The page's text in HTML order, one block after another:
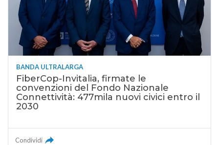
BANDA ULTRALARGA
FiberCop-Invitalia, firmate le
convenzioni del Fondo Nazionale
Connettività: 477mila nuovi civici entro il
2030
Condividi